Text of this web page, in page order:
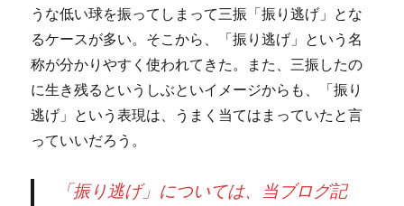
うな低い球を振ってしまって三振「振り逃げ」とな
るケースが多い。そこから、「振り逃げ」という名
称が分かりやすく使われてきた。また、三振したの
に生き残るというしぶといイメージからも、「振り
逃げ」という表現は、うまく当てはまっていたと言
っていいだろう。
「振り逃げ」については、当ブログ記